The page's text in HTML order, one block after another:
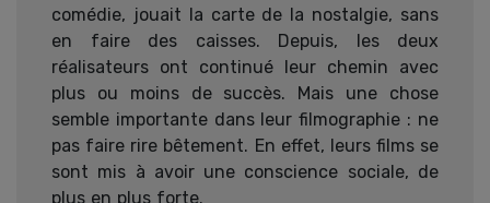
comédie, jouait la carte de la nostalgie, sans
en faire des caisses. Depuis, les deux
réalisateurs ont continué leur chemin avec
plus ou moins de succès. Mais une chose
semble importante dans leur filmographie : ne
pas faire rire bêtement. En effet, leurs films se
sont mis à avoir une conscience sociale, de
plus en plus forte.